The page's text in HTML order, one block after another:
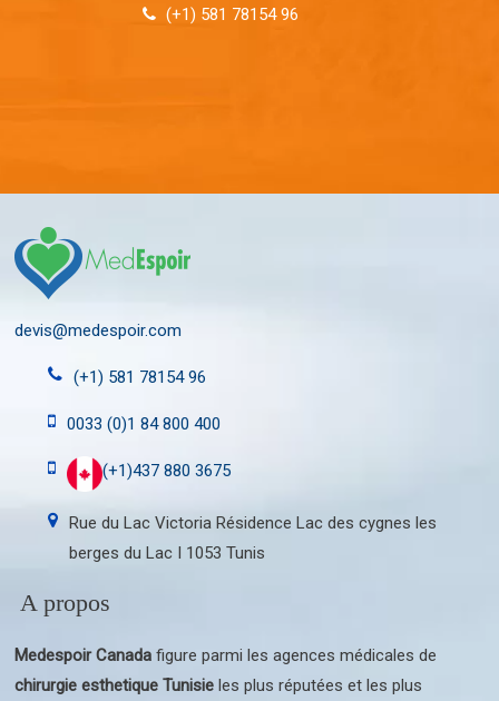
(+1) 581 78154 96
devis@medespoir.com
(+1) 581 78154 96
0033 (0)1 84 800 400
(+1)437 880 3675
Rue du Lac Victoria Résidence Lac des cygnes les
berges du Lac I 1053 Tunis
A propos
Medespoir Canada figure parmi les agences médicales de
chirurgie esthetique Tunisie les plus réputées et les plus